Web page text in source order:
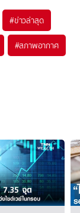
#ข่าวล่าสุด
#สภาพอากาศ